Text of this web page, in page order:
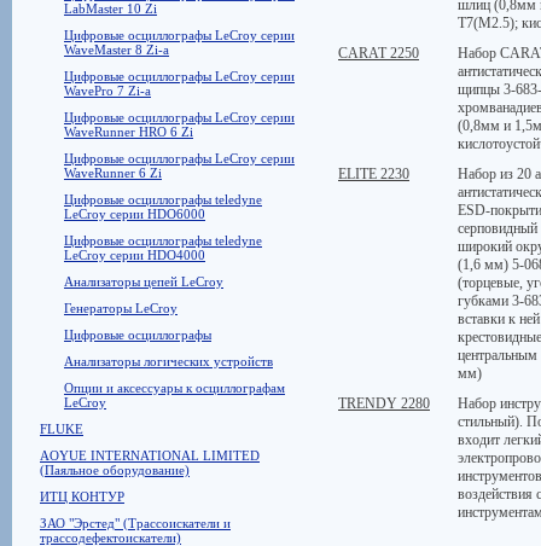
LabMaster 10 Zi
Цифровые осциллографы LeCroy серии
WaveMaster 8 Zi-a
Цифровые осциллографы LeCroy серии
WavePro 7 Zi-a
Цифровые осциллографы LeCroy серии
WaveRunner HRO 6 Zi
Цифровые осциллографы LeCroy серии
WaveRunner 6 Zi
Цифровые осциллографы teledyne
LeCroy серии HDO6000
Цифровые осциллографы teledyne
LeCroy серии HDO4000
Анализаторы цепей LeCroy
Генераторы LeCroy
Цифровые осциллографы
Анализаторы логических устройств
Опции и аксессуары к осциллографам
LeCroy
FLUKE
AOYUE INTERNATIONAL LIMITED
(Паяльное оборудование)
ИТЦ КОНТУР
ЗАО "Эрстед" (Трассоискатели и
трассодефектоискатели)
шлиц (0,8мм
T7(M2.5);
CARAT 2250
Набор
щипцы 3-683-
(0,8мм и
ELITE 2230
Набор из 20
ESD-
широкий
(1,6 мм) 5-
(торцевые,
губками 3-
вставки к
центральным
мм)
TRENDY 2280
Набор
стильный).
входит
воздействия